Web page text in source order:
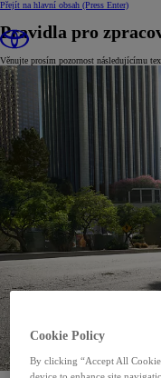
Přejít na hlavní obsah (Press Enter)
Pravidla pro
Věnujte prosím pozornost následujícímu
Cookie Policy
By clicking “Accept All